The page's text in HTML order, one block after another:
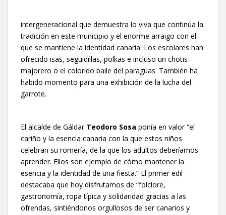
intergeneracional que demuestra lo viva que continúa la
tradición en este municipio y el enorme arraigo con el
que se mantiene la identidad canaria. Los escolares han
ofrecido isas, seguidillas, polkas e incluso un chotis
majorero o el colorido baile del paraguas. También ha
habido momento para una exhibición de la lucha del
garrote.
El alcalde de Gáldar Teodoro Sosa ponía en valor “el
cariño y la esencia canaria con la que estos niños
celebran su romería, de la que los adultos deberíamos
aprender. Ellos son ejemplo de cómo mantener la
esencia y la identidad de una fiesta.” El primer edil
destacaba que hoy disfrutamos de “folclore,
gastronomía, ropa típica y solidaridad gracias a las
ofrendas, sintiéndonos orgullosos de ser canarios y